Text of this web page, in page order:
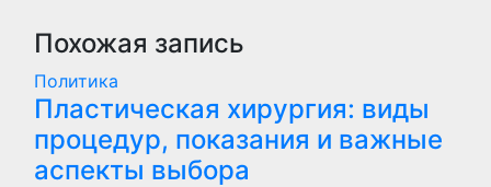
записям
Похожая запись
Политика
Пластическая хирургия: виды
процедур, показания и важные
аспекты выбора